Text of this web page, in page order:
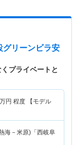
グリーンビラ安
プライベートと
万円 程度 【モデル
海－米原)「西岐阜